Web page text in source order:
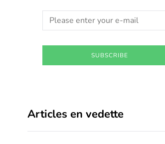
SUBSCRIBE
Articles en vedette